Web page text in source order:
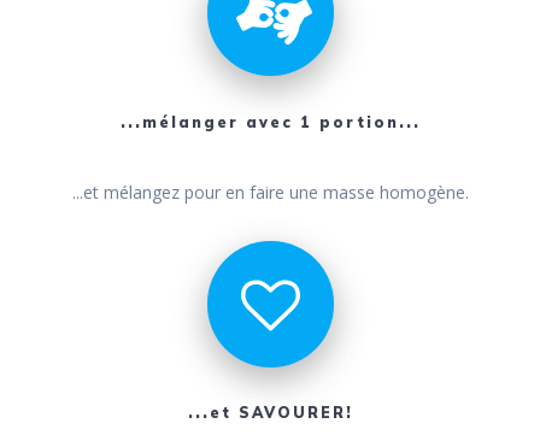
...mélanger avec 1 portion...
...et mélangez pour en faire une masse homogène.
...et SAVOURER!